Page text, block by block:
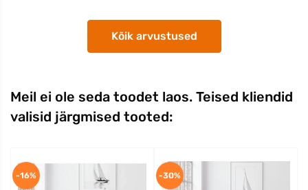
Kõik arvustused
Meil ei ole seda toodet laos. Teised kliendid
valisid järgmised tooted:
-16% -30%